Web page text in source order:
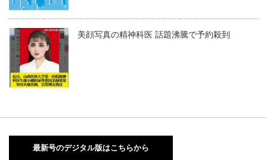
美顔写真の精神科医 話題沸騰で予約殺到
最新号のデジタル版はこちらから